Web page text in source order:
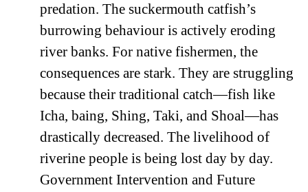
predation. The suckermouth catfish’s
burrowing behaviour is actively eroding
river banks. For native fishermen, the
consequences are stark. They are struggling
because their traditional catch—fish like
Icha, baing, Shing, Taki, and Shoal—has
drastically decreased. The livelihood of
riverine people is being lost day by day.
Government Intervention and Future